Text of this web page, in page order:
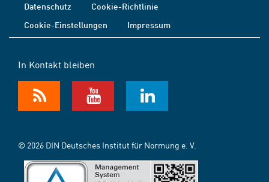
Datenschutz
Cookie-Richtlinie
Cookie-Einstellungen
Impressum
In Kontakt bleiben
© 2026 DIN Deutsches Institut für Normung e. V.